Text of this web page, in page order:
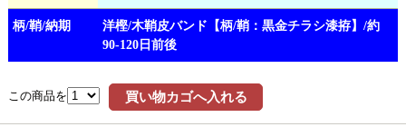
柄/鞘/納期
洋樫/木鞘皮バンド【柄/鞘：黒金チラシ漆拵】/約
90-120日前後
この商品を 買い物カゴへ入れる